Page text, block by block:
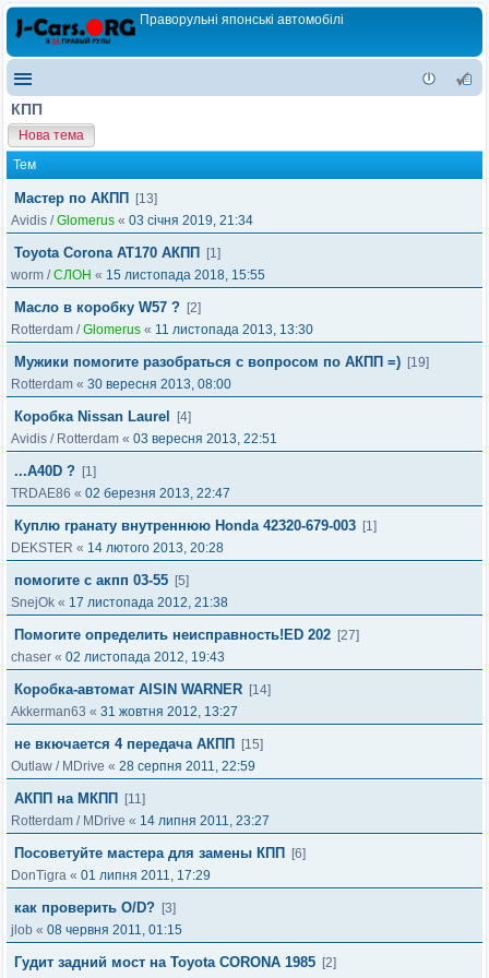
Праворульні японські автомобілі
КПП
Нова тема
Тем
Мастер по АКПП
[13]
Avidis /Glomerus « 03 січня 2019, 21:34
Toyota Corona AT170 АКПП
[1]
worm /СЛОН « 15 листопада 2018, 15:55
Масло в коробку W57 ? [2]
Rotterdam /Glomerus « 11 листопада 2013, 13:30
Мужики помогите разобраться с вопросом по АКПП =) [19]
Rotterdam « 30 вересня 2013, 08:00
Коробка Nissan Laurel
[4]
Avidis / Rotterdam « 03 вересня 2013, 22:51
...A40D ? [1]
TRDAE86 « 02 березня 2013, 22:47
Куплю гранату внутреннюю Honda 42320-679-003 [1]
DEKSTER « 14 лютого 2013, 20:28
помогите с акпп 03-55 [5]
SnejOk « 17 листопада 2012, 21:38
Помогите определить неисправность!ED 202 [27]
chaser « 02 листопада 2012, 19:43
Коробка-автомат AISIN WARNER [14]
Akkerman63 « 31 жовтня 2012, 13:27
не вкючается 4 передача АКПП
[15]
Outlaw / MDrive « 28 серпня 2011, 22:59
АКПП на МКПП
[11]
Rotterdam / MDrive « 14 липня 2011, 23:27
Посоветуйте мастера для замены КПП
[6]
DonTigra « 01 липня 2011, 17:29
как проверить O/D? [3]
jlob « 08 червня 2011, 01:15
Гудит задний мост на Toyota CORONA 1985 [2]